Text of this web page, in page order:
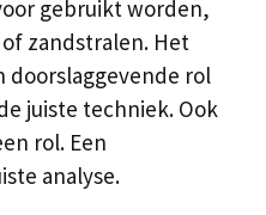
gebruikt worden,
zandstralen. Het
doorslaggevende rol
juiste techniek. Ook
rol. Een
analyse.